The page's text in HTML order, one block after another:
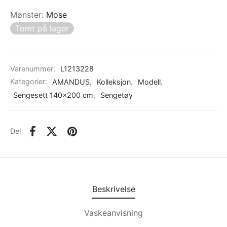
Mønster: Mose
Tomt på lager
Varenummer:
L1213228
Kategorier:
AMANDUS, Kolleksjon, Modell,
Sengesett 140x200 cm, Sengetøy
Del
Beskrivelse
Vaskeanvisning